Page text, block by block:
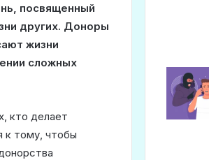
посвященный
других. Доноры
жизни
сложных
кто делает
к тому, чтобы